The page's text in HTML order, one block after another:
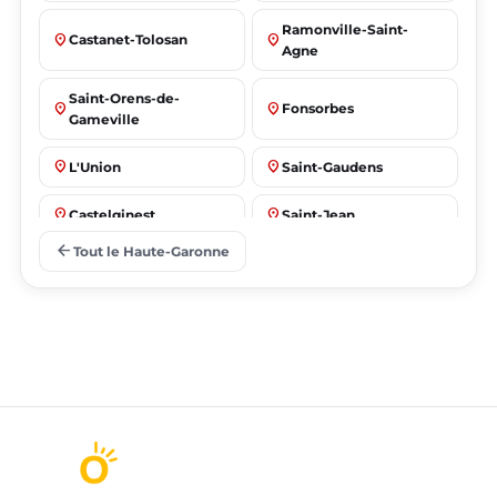
place Castanet-Tolosan place
Ramonville-Saint-
Agne
place
Saint-Orens-de-
Gameville
place Fonsorbes
place L'Union place Saint-Gaudens
place Castelginest place Saint-Jean
place Villeneuve-Tolosane
arrow_back Tout le Haute-Garonne